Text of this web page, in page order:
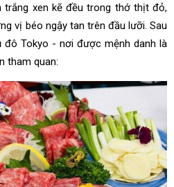
trắng xen kẽ đều trong thớ thịt đỏ,
vị béo ngậy tan trên đầu lưỡi. Sau
đô Tokyo - nơi được mệnh danh là
tham quan: